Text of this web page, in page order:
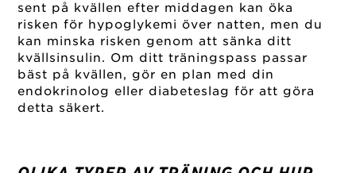
sent på kvällen efter middagen kan öka
risken för hypoglykemi över natten, men du
kan minska risken genom att sänka ditt
kvällsinsulin. Om ditt träningspass passar
bäst på kvällen, gör en plan med din
endokrinolog eller diabeteslag för att göra
detta säkert.